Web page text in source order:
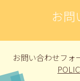
お問
お問い合わせフォ